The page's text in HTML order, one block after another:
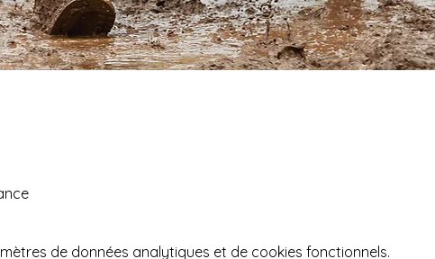
de données analytiques et de cookies fonctionnels.